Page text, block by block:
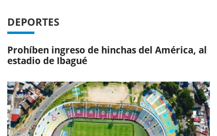
DEPORTES
Prohíben ingreso de hinchas del América, al
estadio de Ibagué